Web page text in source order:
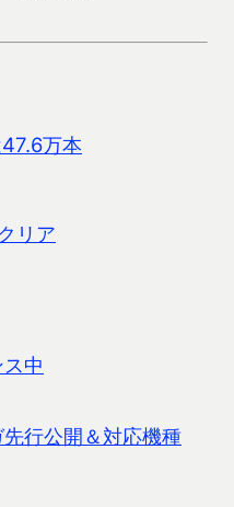
万本
リア
中
行公開＆対応機種